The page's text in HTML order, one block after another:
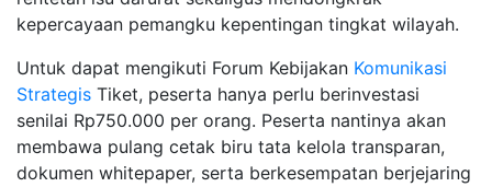
kepercayaan pemangku kepentingan tingkat wilayah.
Untuk dapat mengikuti Forum Kebijakan Komunikasi
Strategis Tiket, peserta hanya perlu berinvestasi
senilai Rp750.000 per orang. Peserta nantinya akan
membawa pulang cetak biru tata kelola transparan,
dokumen whitepaper, serta berkesempatan berjejaring